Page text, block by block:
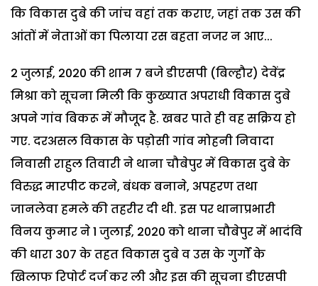
कि विकास दुबे की जांच वहां तक कराए, जहां तक उस की
आंतों में नेताओं का पिलाया रस बहता नजर न आए...
2 जुलाई, 2020 की शाम 7 बजे डीएसपी (बिल्हौर) देवेंद्र
मिश्रा को सूचना मिली कि कुख्यात अपराधी विकास दुबे
अपने गांव बिकरू में मौजूद है. खबर पाते ही वह सक्रिय हो
गए. दरअसल विकास के पड़ोसी गांव मोहनी निवादा
निवासी राहुल तिवारी ने थाना चौबेपुर में विकास दुबे के
विरुद्ध मारपीट करने, बंधक बनाने, अपहरण तथा
जानलेवा हमले की तहरीर दी थी. इस पर थानाप्रभारी
विनय कुमार ने 1 जुलाई, 2020 को थाना चौबेपुर में भादंवि
की धारा 307 के तहत विकास दुबे व उस के गुर्गों के
खिलाफ रिपोर्ट दर्ज कर ली और इस की सूचना डीएसपी